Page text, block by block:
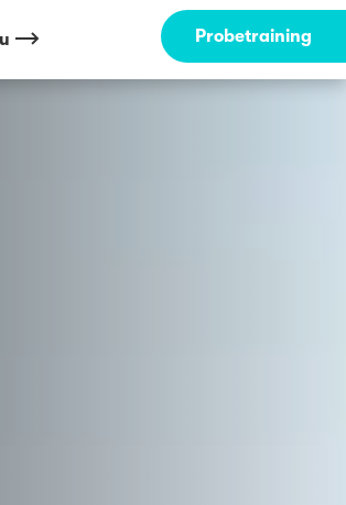
Probetraining
um die Ecke: An der Bastei Köln ☀️